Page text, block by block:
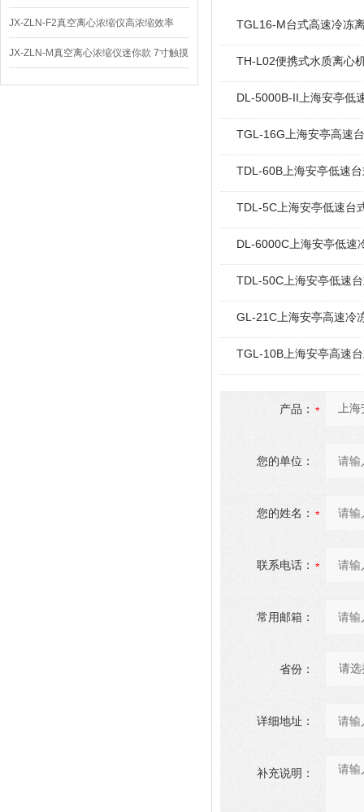
体
JX-ZLN-F2真空离心浓缩仪高浓缩效率
JX-ZLN-M真空离心浓缩仪迷你款 7寸触摸
屏
TGL16-M台式高速冷冻
TH-L02便携式水质离心
DL-5000B-II上海安亭低
TGL-16G上海安亭高速
TDL-60B上海安亭低速
TDL-5C上海安亭低速台
DL-6000C上海安亭低速
TDL-50C上海安亭低速
GL-21C上海安亭高速冷
TGL-10B上海安亭高速
产品：
您的单位：
您的姓名：
联系电话：
常用邮箱：
省份：
详细地址：
补充说明：